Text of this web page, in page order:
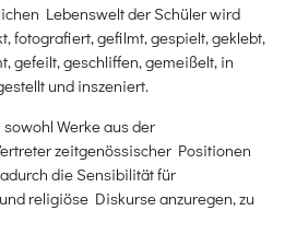
Lebenswelt der Schüler wird
fotografiert, gefilmt, gespielt, geklebt,
gefeilt, geschliffen, gemeißelt, in
und inszeniert.
Werke aus der
zeitgenössischer Positionen
die Sensibilität für
religiöse Diskurse anzuregen, zu